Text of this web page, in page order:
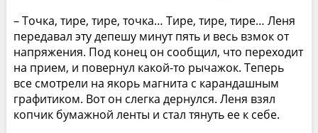
– Точка, тире, тире, точка… Тире, тире, тире… Леня
передавал эту депешу минут пять и весь взмок от
напряжения. Под конец он сообщил, что переходит
на прием, и повернул какой-то рычажок. Теперь
все смотрели на якорь магнита с карандашным
графитиком. Вот он слегка дернулся. Леня взял
копчик бумажной ленты и стал тянуть ее к себе.